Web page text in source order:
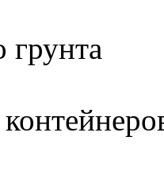
грунта